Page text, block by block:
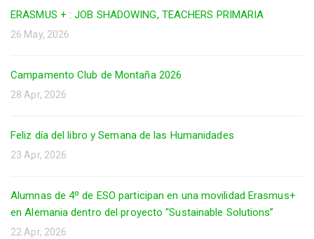
ERASMUS + : JOB SHADOWING, TEACHERS PRIMARIA
26 May, 2026
Campamento Club de Montaña 2026
28 Apr, 2026
Feliz día del libro y Semana de las Humanidades
23 Apr, 2026
Alumnas de 4º de ESO participan en una movilidad Erasmus+
en Alemania dentro del proyecto “Sustainable Solutions”
22 Apr, 2026